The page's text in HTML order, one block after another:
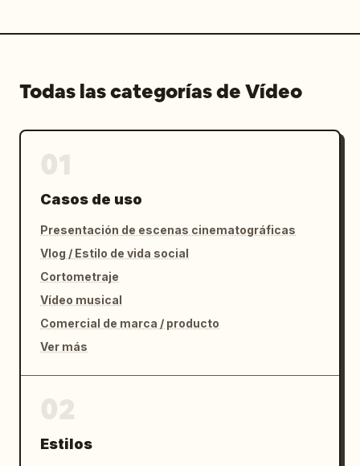
Todas las categorías de Vídeo
Casos de uso
Presentación de escenas cinematográficas
Vlog / Estilo de vida social
Cortometraje
Vídeo musical
Comercial de marca / producto
Ver más
Estilos